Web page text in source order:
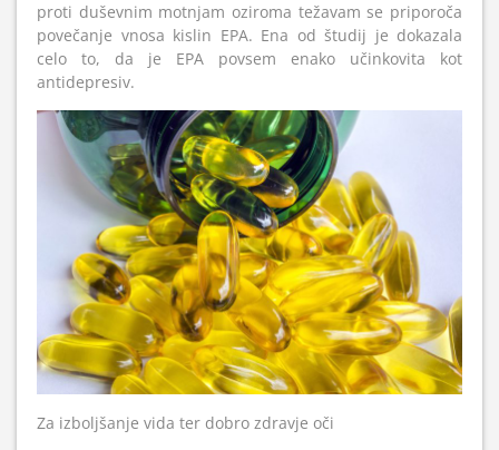
proti duševnim motnjam oziroma težavam se priporoča
povečanje vnosa kislin EPA. Ena od študij je dokazala
celo to, da je EPA povsem enako učinkovita kot
antidepresiv.
Za izboljšanje vida ter dobro zdravje oči